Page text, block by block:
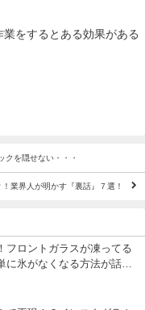
業をするとある効果がある
クを隠せない・・・
業界人が明かす『裏話』７選！
フロントガラスが凍ってる
に氷がなくなる方法が話